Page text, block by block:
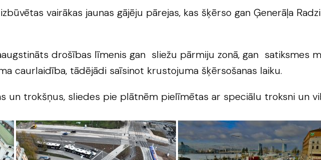
vairākas jaunas gājēju pārejas, kas šķērso gan Ģenerāļa
drošības līmenis gan sliežu pārmiju zonā, gan satiksmes
caurlaidība, tādējādi saīsinot krustojuma šķērsošanas laiku.
un trokšņus, sliedes pie plātnēm pielīmētas ar speciālu troksni un